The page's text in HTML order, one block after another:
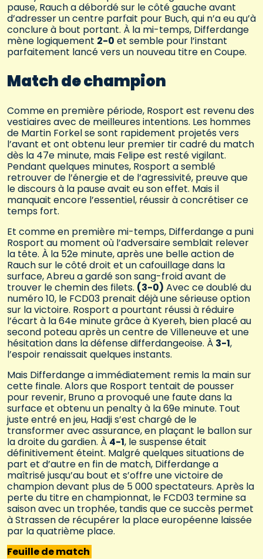
pause, Rauch a débordé sur le côté gauche avant
d’adresser un centre parfait pour Buch, qui n’a eu qu’à
conclure à bout portant. À la mi-temps, Differdange
mène logiquement 2-0 et semble pour l’instant
parfaitement lancé vers un nouveau titre en Coupe.
Match de champion
Comme en première période, Rosport est revenu des
vestiaires avec de meilleures intentions. Les hommes
de Martin Forkel se sont rapidement projetés vers
l’avant et ont obtenu leur premier tir cadré du match
dès la 47e minute, mais Felipe est resté vigilant.
Pendant quelques minutes, Rosport a semblé
retrouver de l’énergie et de l’agressivité, preuve que
le discours à la pause avait eu son effet. Mais il
manquait encore l’essentiel, réussir à concrétiser ce
temps fort.
Et comme en première mi-temps, Differdange a puni
Rosport au moment où l’adversaire semblait relever
la tête. À la 52e minute, après une belle action de
Rauch sur le côté droit et un cafouillage dans la
surface, Abreu a gardé son sang-froid avant de
trouver le chemin des filets. (3-0) Avec ce doublé du
numéro 10, le FCD03 prenait déjà une sérieuse option
sur la victoire. Rosport a pourtant réussi à réduire
l’écart à la 64e minute grâce à Kyereh, bien placé au
second poteau après un centre de Villeneuve et une
hésitation dans la défense differdangeoise. À 3-1,
l’espoir renaissait quelques instants.
Mais Differdange a immédiatement remis la main sur
cette finale. Alors que Rosport tentait de pousser
pour revenir, Bruno a provoqué une faute dans la
surface et obtenu un penalty à la 69e minute. Tout
juste entré en jeu, Hadji s’est chargé de le
transformer avec assurance, en plaçant le ballon sur
la droite du gardien. À 4-1, le suspense était
définitivement éteint. Malgré quelques situations de
part et d’autre en fin de match, Differdange a
maîtrisé jusqu’au bout et s’offre une victoire de
champion devant plus de 5 000 spectateurs. Après la
perte du titre en championnat, le FCD03 termine sa
saison avec un trophée, tandis que ce succès permet
à Strassen de récupérer la place européenne laissée
par la quatrième place.
Feuille de match